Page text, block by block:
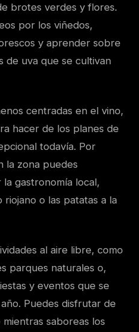
brotes verdes y flores.
por los viñedos,
y aprender sobre
de uva que se cultivan
centradas en el vino,
hacer de los planes de
todavía. Por
la zona puedes
gastronomía local,
o las patatas a la
al aire libre, como
parques naturales o,
y eventos que se
Puedes disfrutar de
saboreas los